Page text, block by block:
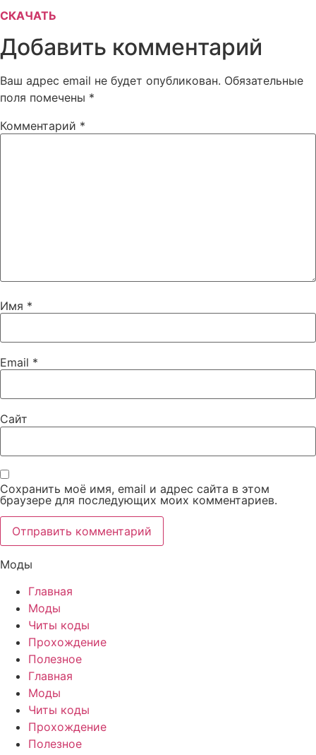
СКАЧАТЬ
Добавить комментарий
Ваш адрес email не будет опубликован. Обязательные
поля помечены *
Комментарий *
Имя *
Email *
Сайт
Сохранить моё имя, email и адрес сайта в этом
браузере для последующих моих комментариев.
Моды
Главная
Моды
Читы коды
Прохождение
Полезное
Главная
Моды
Читы коды
Прохождение
Полезное